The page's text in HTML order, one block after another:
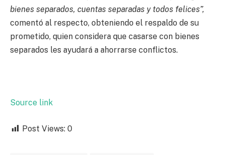
bienes separados, cuentas separadas y todos felices”,
comentó al respecto, obteniendo el respaldo de su
prometido, quien considera que casarse con bienes
separados les ayudará a ahorrarse conflictos.
Source link
Post Views: 0